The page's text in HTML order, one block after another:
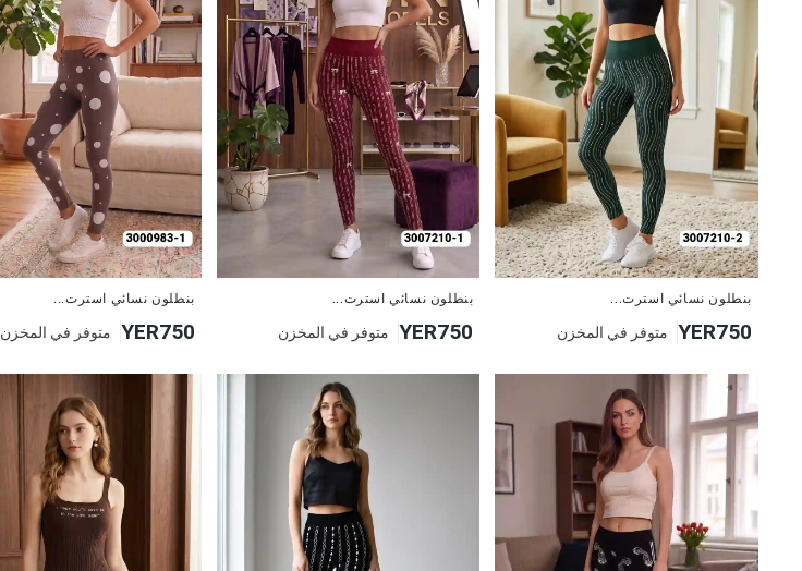
بنطلون نسائي استرت...
YER750 متوفر في المخزن
بنطلون نسائي استرت...
YER750 متوفر في المخزن
بنطلون نسائي استرت...
YER750 متوفر في المخزن